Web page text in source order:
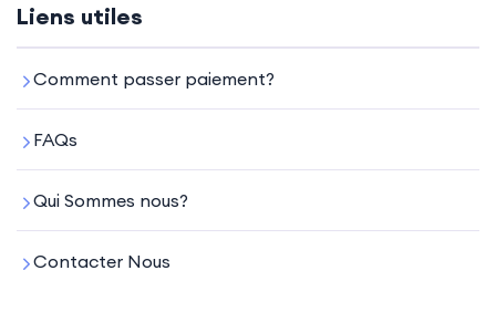
Liens utiles
Comment passer paiement?
FAQs
Qui Sommes nous?
Contacter Nous